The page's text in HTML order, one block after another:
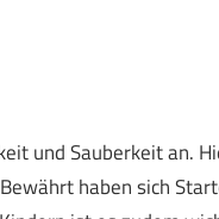
und Sauberkeit an.
haben sich